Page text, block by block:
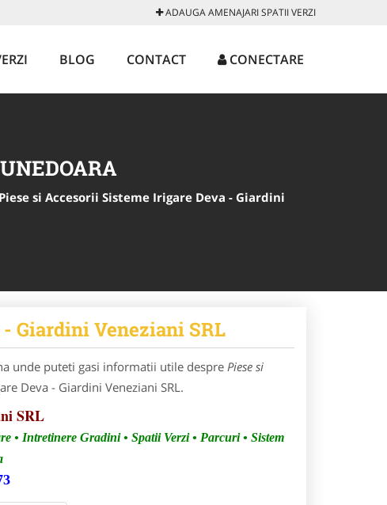
ADAUGA AMENAJARI SPATII VERZI
BLOG CONTACT CONECTARE
Piese si Accesorii Sisteme Irigare Deva - Giardini
Giardini Veneziani SRL
unde puteti gasi informatii utile despre Piese si
Deva - Giardini Veneziani SRL.
SRL
• Intretinere Gradini • Spatii Verzi • Parcuri • Sistem